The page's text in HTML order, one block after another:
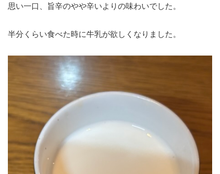
思い一口、旨辛のやや辛いよりの味わいでした。
半分くらい食べた時に牛乳が欲しくなりました。